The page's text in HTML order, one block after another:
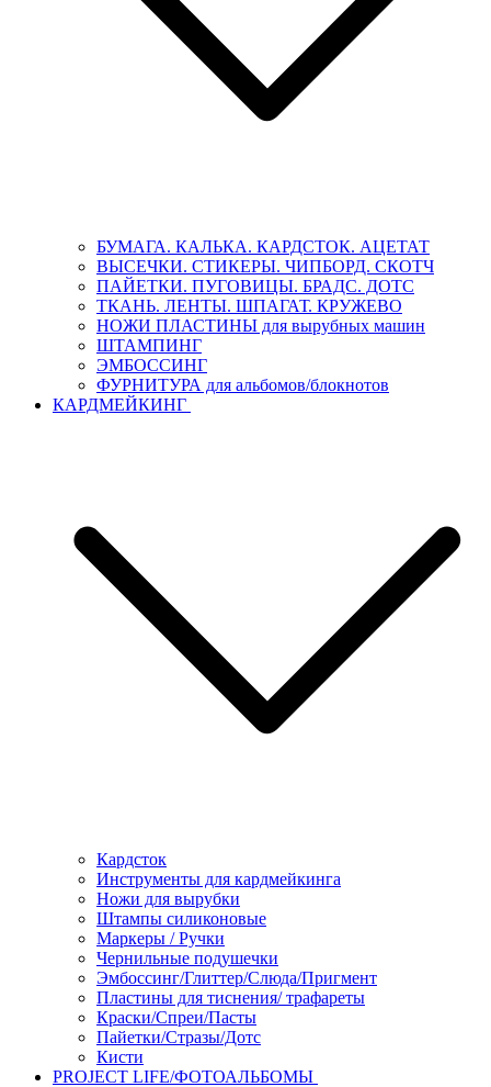
БУМАГА. КАЛЬКА. КАРДСТОК. АЦЕТАТ
ВЫСЕЧКИ. СТИКЕРЫ. ЧИПБОРД. СКОТЧ
ПАЙЕТКИ. ПУГОВИЦЫ. БРАДС. ДОТС
ТКАНЬ. ЛЕНТЫ. ШПАГАТ. КРУЖЕВО
НОЖИ ПЛАСТИНЫ для вырубных машин
ШТАМПИНГ
ЭМБОССИНГ
ФУРНИТУРА для альбомов/блокнотов
КАРДМЕЙКИНГ
Кардсток
Инструменты для кардмейкинга
Ножи для вырубки
Штампы силиконовые
Маркеры / Ручки
Чернильные подушечки
Эмбоссинг/Глиттер/Слюда/Пригмент
Пластины для тиснения/ трафареты
Краски/Спреи/Пасты
Пайетки/Стразы/Дотс
Кисти
PROJECT LIFE/ФОТОАЛЬБОМЫ